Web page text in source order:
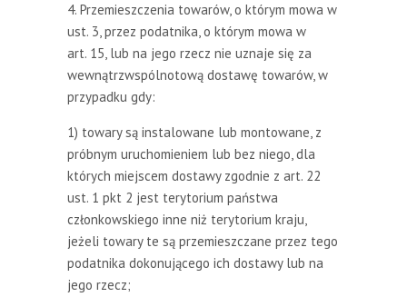
4. Przemieszczenia towarów, o którym mowa w
ust. 3, przez podatnika, o którym mowa w
art. 15, lub na jego rzecz nie uznaje się za
wewnątrzwspólnotową dostawę towarów, w
przypadku gdy:
1) towary są instalowane lub montowane, z
próbnym uruchomieniem lub bez niego, dla
których miejscem dostawy zgodnie z art. 22
ust. 1 pkt 2 jest terytorium państwa
członkowskiego inne niż terytorium kraju,
jeżeli towary te są przemieszczane przez tego
podatnika dokonującego ich dostawy lub na
jego rzecz;